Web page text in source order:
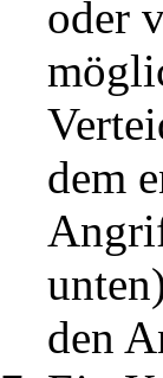
oder
dem
den